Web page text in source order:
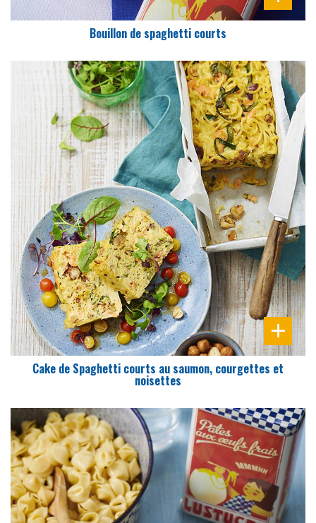
Bouillon de spaghetti courts
DIFFICULTÉ
PRÉPARATION
15 Min
Cake de Spaghetti courts au saumon, courgettes et
noisettes
DIFFICULTÉ